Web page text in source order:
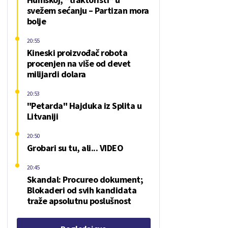
svežem sećanju – Partizan mora
bolje
Kineski proizvođač robota
procenjen na više od devet
milijardi dolara
20:55
"Petarda" Hajduka iz Splita u
Litvaniji
20:53
Grobari su tu, ali... VIDEO
20:50
Skandal: Procureo dokument;
Blokaderi od svih kandidata
traže apsolutnu poslušnost
20:45